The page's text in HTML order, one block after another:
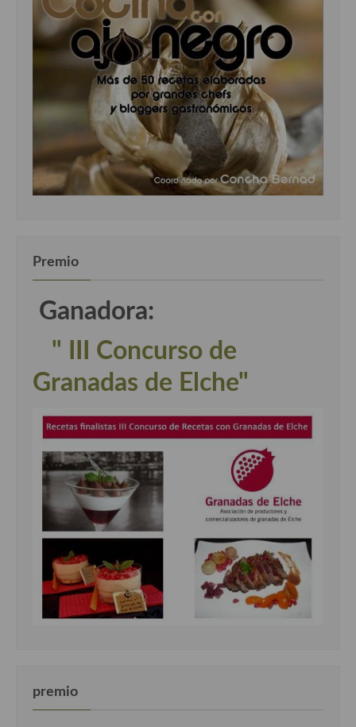
Premio
Ganadora:
" III Concurso de
Granadas de Elche"
premio